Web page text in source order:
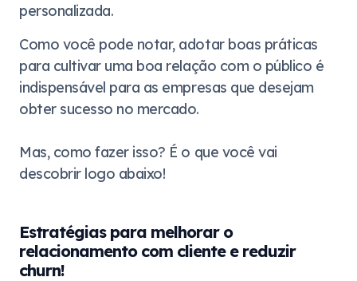
personalizada.
Como você pode notar, adotar boas práticas
para cultivar uma boa relação com o público é
indispensável para as empresas que desejam
obter sucesso no mercado.
Mas, como fazer isso? É o que você vai
descobrir logo abaixo!
Estratégias para melhorar o
relacionamento com cliente e reduzir
churn!